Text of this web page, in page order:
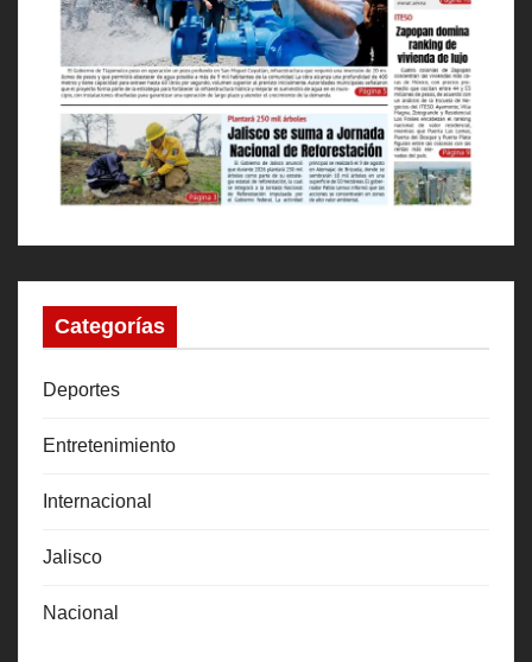
Categorías
Deportes
Entretenimiento
Internacional
Jalisco
Nacional